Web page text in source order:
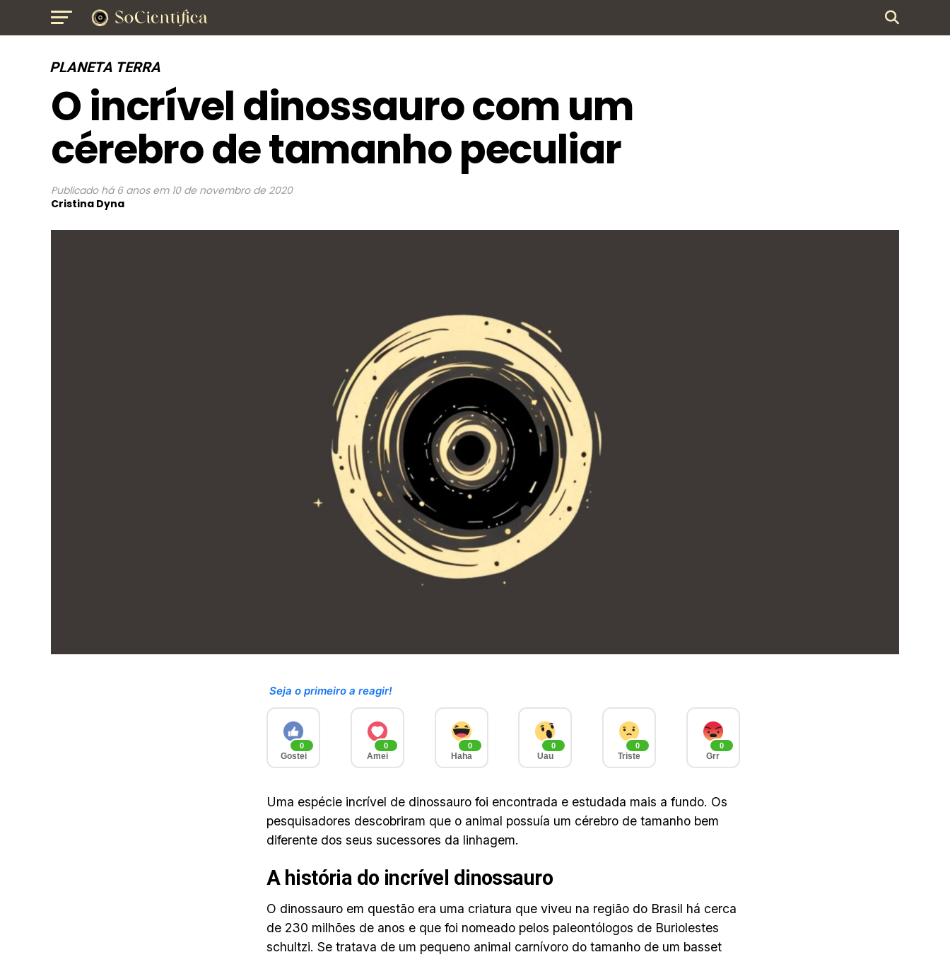
PLANETA TERRA
O incrível dinossauro com um
cérebro de tamanho peculiar
Publicado há 6 anos em 10 de novembro de 2020
Cristina Dyna
Seja o primeiro a reagir!
0
Gostei
0
Amei
0
Haha
0
Uau
0
Triste
0
Grr
Uma espécie incrível de dinossauro foi encontrada e estudada mais a fundo. Os
pesquisadores descobriram que o animal possuía um cérebro de tamanho bem
diferente dos seus sucessores da linhagem.
A história do incrível dinossauro
O dinossauro em questão era uma criatura que viveu na região do Brasil há cerca
de 230 milhões de anos e que foi nomeado pelos paleontólogos de Buriolestes
schultzi. Se tratava de um pequeno animal carnívoro do tamanho de um basset